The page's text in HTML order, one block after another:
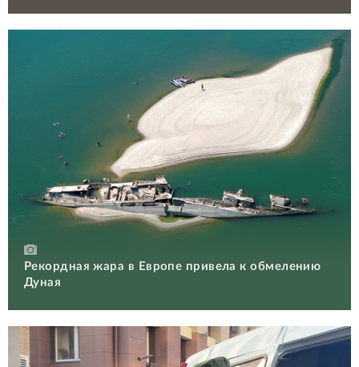
Рекордная жара в Европе привела к обмелению
Дуная